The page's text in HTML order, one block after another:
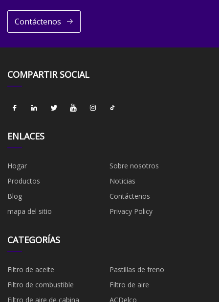
Contáctenos
COMPARTIR SOCIAL
ENLACES
Hogar
Sobre nosotros
Productos
Noticias
Blog
Contáctenos
mapa del sitio
Privacy Policy
CATEGORÍAS
Filtro de aceite
Pastillas de freno
Filtro de combustible
​Filtro de aire
Filtro de aire de cabina
ACDelco